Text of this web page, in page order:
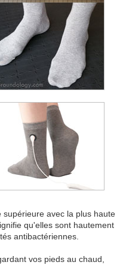
avec la plus haute
qu'elles sont hautement
antibactériennes.
vos pieds au chaud,